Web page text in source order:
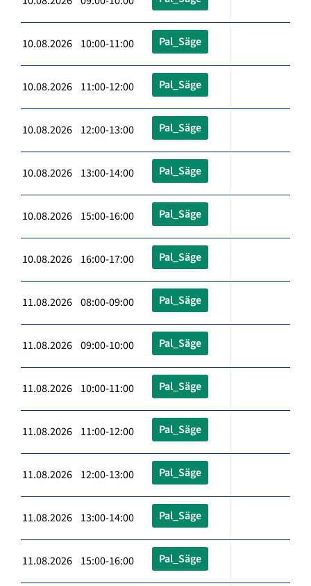
10.08.2026 10:00-11:00 Pal_Säge
10.08.2026 11:00-12:00 Pal_Säge
10.08.2026 12:00-13:00 Pal_Säge
10.08.2026 13:00-14:00 Pal_Säge
10.08.2026 15:00-16:00 Pal_Säge
10.08.2026 16:00-17:00 Pal_Säge
11.08.2026 08:00-09:00 Pal_Säge
11.08.2026 09:00-10:00 Pal_Säge
11.08.2026 10:00-11:00 Pal_Säge
11.08.2026 11:00-12:00 Pal_Säge
11.08.2026 12:00-13:00 Pal_Säge
11.08.2026 13:00-14:00 Pal_Säge
11.08.2026 15:00-16:00 Pal_Säge